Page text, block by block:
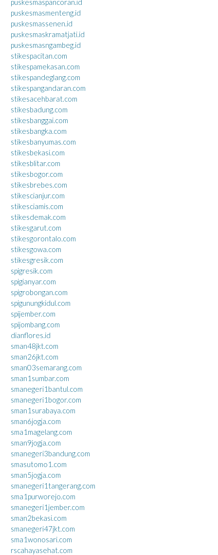
puskesmaspancoran.id
puskesmasmenteng.id
puskesmassenen.id
puskesmaskramatjati.id
puskesmasngambeg.id
stikespacitan.com
stikespamekasan.com
stikespandeglang.com
stikespangandaran.com
stikesacehbarat.com
stikesbadung.com
stikesbanggai.com
stikesbangka.com
stikesbanyumas.com
stikesbekasi.com
stikesblitar.com
stikesbogor.com
stikesbrebes.com
stikescianjur.com
stikesciamis.com
stikesdemak.com
stikesgarut.com
stikesgorontalo.com
stikesgowa.com
stikesgresik.com
spigresik.com
spigianyar.com
spigrobongan.com
spigunungkidul.com
spijember.com
spijombang.com
dianflores.id
sman48jkt.com
sman26jkt.com
sman03semarang.com
sman1sumbar.com
smanegeri1bantul.com
smanegeri1bogor.com
sman1surabaya.com
sman6jogja.com
sma1magelang.com
sman9jogja.com
smanegeri3bandung.com
smasutomo1.com
sman5jogja.com
smanegeri1tangerang.com
sma1purworejo.com
smanegeri1jember.com
sman2bekasi.com
smanegeri47jkt.com
sma1wonosari.com
rscahayasehat.com